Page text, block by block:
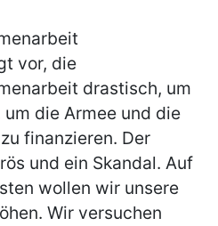
vor, die
drastisch, um
die Armee und die
finanzieren. Der
und ein Skandal. Auf
wollen wir unsere
Wir versuchen